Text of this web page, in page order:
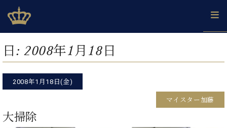
to
content
ベヒシュタインジャパン公式サイト
BECHSTEIN JAPAN Official Site
タ
ロ
グ
ベ
ヒ
示
ベ
ヒ
シ
イ
ド
イ
ツ
器
メ
ル
マ
員
シ
イ
企
業
情
採
日: 2008年1月18日
2008年1月18日(金)
マイスター加藤
大掃除